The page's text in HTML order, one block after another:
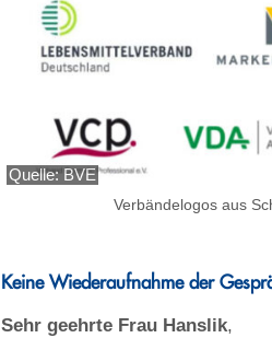
Quelle: BVE
Verbändelogos aus
Keine Wiederaufnahme der
Sehr geehrte Frau Hanslik,